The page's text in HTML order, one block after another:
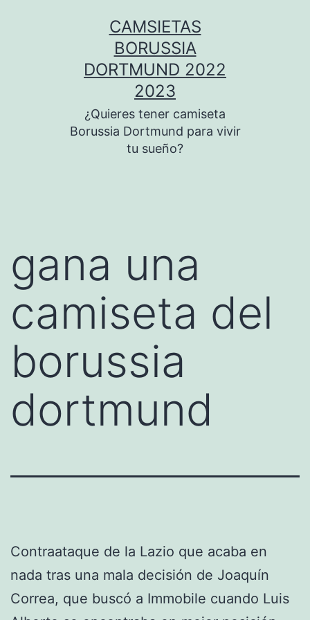
CAMSIETAS
BORUSSIA
DORTMUND 2022
2023
¿Quieres tener camiseta
Borussia Dortmund para vivir
tu sueño?
gana una
camiseta del
borussia
dortmund
Contraataque de la Lazio que acaba en
nada tras una mala decisión de Joaquín
Correa, que buscó a Immobile cuando Luis